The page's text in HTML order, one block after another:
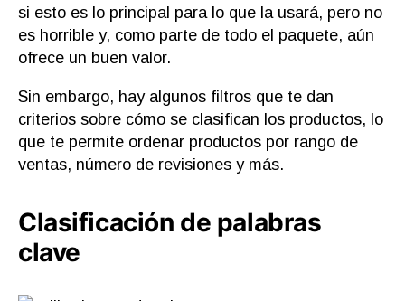
si esto es lo principal para lo que la usará, pero no
es horrible y, como parte de todo el paquete, aún
ofrece un buen valor.
Sin embargo, hay algunos filtros que te dan
criterios sobre cómo se clasifican los productos, lo
que te permite ordenar productos por rango de
ventas, número de revisiones y más.
Clasificación de palabras
clave